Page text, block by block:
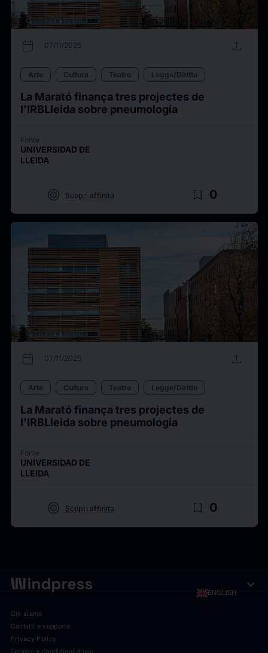
calendar_today 07/11/2025 upload
Arte Cultura Teatro Legge/Diritto
La Marató finança tres projectes de
l'IRBLleida sobre pneumologia
Fonte
UNIVERSIDAD DE
LLEIDA
target Scopri affinità bookmark_border 0
calendar_today 07/11/2025 upload
Arte Cultura Teatro Legge/Diritto
La Marató finança tres projectes de
l'IRBLleida sobre pneumologia
Fonte
UNIVERSIDAD DE
LLEIDA
target Scopri affinità bookmark_border 0
ENGLISH expand_more
Chi siamo
Contatti e supporto
Privacy Policy
Termini e condizioni d'uso